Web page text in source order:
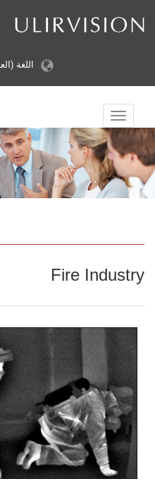
اللغة
الملاحة
تبديل
Fire Industry